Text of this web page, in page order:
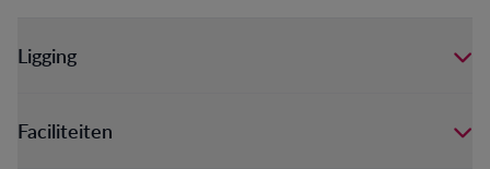
Ligging
Faciliteiten